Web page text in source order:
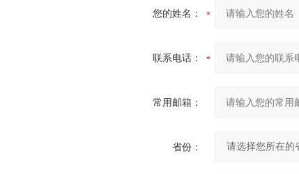
您的姓名：
联系电话：
常用邮箱：
省份：